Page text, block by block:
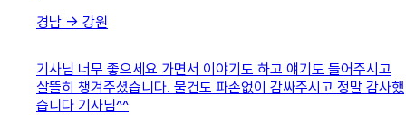
경남 → 강원
기사님 너무 좋으세요 가면서 이야기도 하고 얘기도 들어주시고
살뜰히 챙겨주셨습니다. 물건도 파손없이 감싸주시고 정말 감사했
습니다 기사님^^